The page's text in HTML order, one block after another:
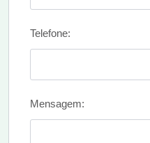
Telefone:
Mensagem: